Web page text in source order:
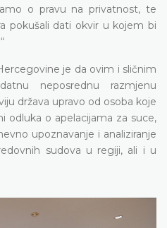
o pravu na privatnost, te
pokušali dati okvir u kojem bi
je da ovim i sličnim
neposrednu razmjenu
država upravo od osoba koje
odluka o apelacijama za suce,
upoznavanje i analiziranje
sudova u regiji, ali i u